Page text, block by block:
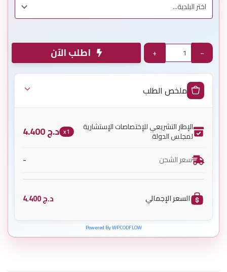
−
+ اطلب الآن
ملخص الطلب
الإطار التشريعي للإختصاصات الإستشارية
لمجلس الدولة x1 د.ج
سعر الشحن -
السعر الإجمالي د.ج
Powered By WPCODFLOW